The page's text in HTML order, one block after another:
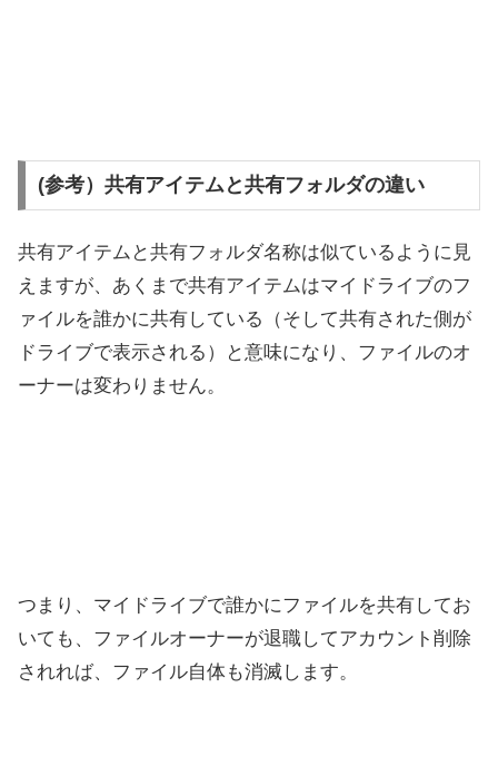
(参考）共有アイテムと共有フォルダの違い
共有アイテムと共有フォルダ名称は似ているように見
えますが、あくまで共有アイテムはマイドライブのフ
ァイルを誰かに共有している（そして共有された側が
ドライブで表示される）と意味になり、ファイルのオ
ーナーは変わりません。
つまり、マイドライブで誰かにファイルを共有してお
いても、ファイルオーナーが退職してアカウント削除
されれば、ファイル自体も消滅します。